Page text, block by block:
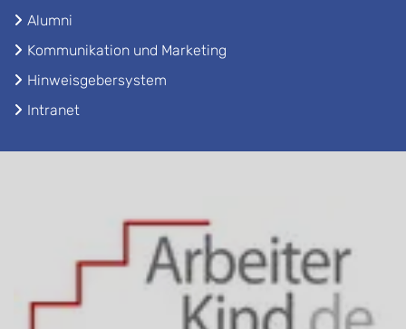
Alumni
Kommunikation und Marketing
Hinweisgebersystem
Intranet